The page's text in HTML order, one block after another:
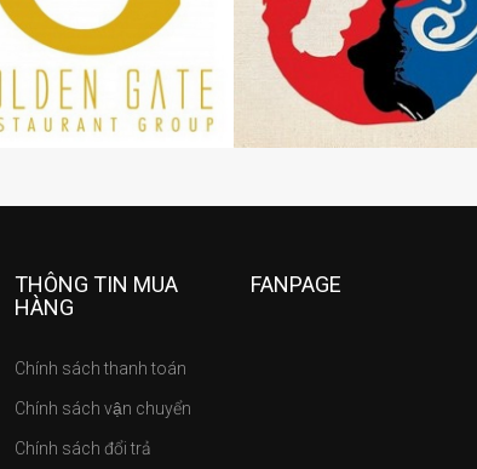
THÔNG TIN MUA
HÀNG
Chính sách thanh toán
Chính sách vận chuyển
Chính sách đổi trả
FANPAGE